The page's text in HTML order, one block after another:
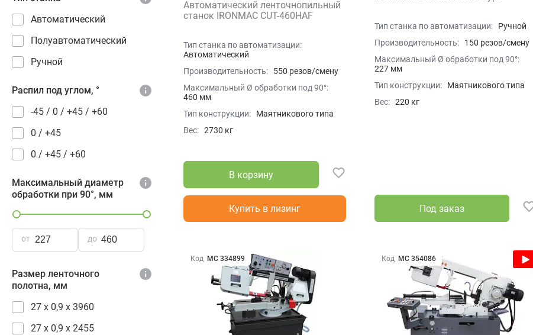
Автоматический
Полуавтоматический
Ручной
Распил под углом, °
-45 / 0 / +45 / +60
0 / +45
0 / +45 / +60
Максимальный диаметр
обработки при 90°, мм
от до
Размер ленточного
полотна, мм
27 x 0,9 x 3960
27 x 0,9 х 2455
Автоматический ленточнопильный
станок IRONMAC CUT-460HAF
Тип станка по автоматизации:
Автоматический
Производительность:
550 резов/смену
Максимальный Ø обработки под 90°:
460 мм
Тип конструкции:
Маятникового типа
Вес: 2730 кг
В корзину
Купить в лизинг
Тип станка по автоматизации:
Ручной
Производительность:
150 резов/смену
Максимальный Ø обработки под 90°:
227 мм
Тип конструкции:
Маятникового типа
Вес: 220 кг
Под заказ
Код МС 334899 Код МС 354086